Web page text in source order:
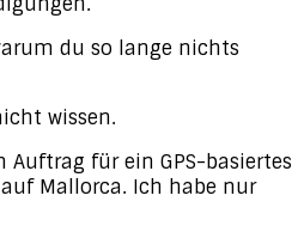
du so lange nichts
wissen.
für ein GPS-basiertes
Mallorca. Ich habe nur